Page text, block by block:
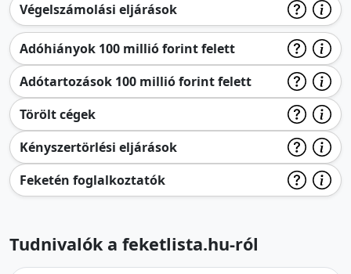
Végelszámolási eljárások
Adóhiányok 100 millió forint felett
Adótartozások 100 millió forint felett
Törölt cégek
Kényszertörlési eljárások
Feketén foglalkoztatók
Tudnivalók a feketlista.hu-ról